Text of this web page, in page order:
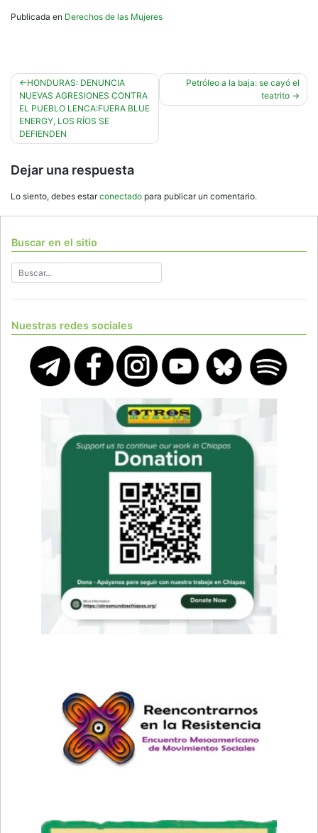
Publicada en Derechos de las Mujeres
Navegación
de
entradas
HONDURAS: DENUNCIA
NUEVAS AGRESIONES CONTRA
EL PUEBLO LENCA:FUERA BLUE
ENERGY, LOS RÍOS SE
DEFIENDEN
Petróleo a la baja: se cayó el
teatrito
Dejar una respuesta
Lo siento, debes estarconectado para publicar un comentario.
Buscar en el sitio
Nuestras redes sociales